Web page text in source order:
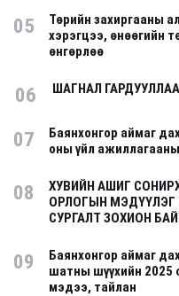
05
Төрийн захиргааны
хэрэгцээ, өнөөгийн
өнгөрлөө
06 ШАГНАЛ ГАРДУУЛЛАА
07
Баянхонгор аймаг
оны үйл
08
ХУВИЙН АШИГ
ОРЛОГЫН
СУРГАЛТ ЗОХИОН
09
Баянхонгор аймаг
шатны шүүхийн 2025
мэдээ, тайлан